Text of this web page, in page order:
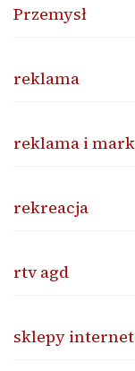
Przemysł
reklama
reklama i
rekreacja
rtv agd
sklepy